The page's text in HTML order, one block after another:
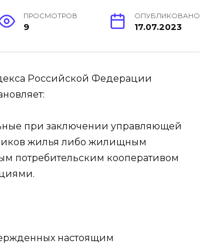
ПРОСМОТРОВ
9
ОПУБЛИКОВАНО
17.07.2023
Российской Федерации
при заключении управляющей
жилья либо жилищным
потребительским кооперативом
настоящим